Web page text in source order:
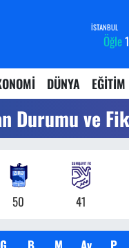
Öğle
DÜNYA
Durumu ve
50 41